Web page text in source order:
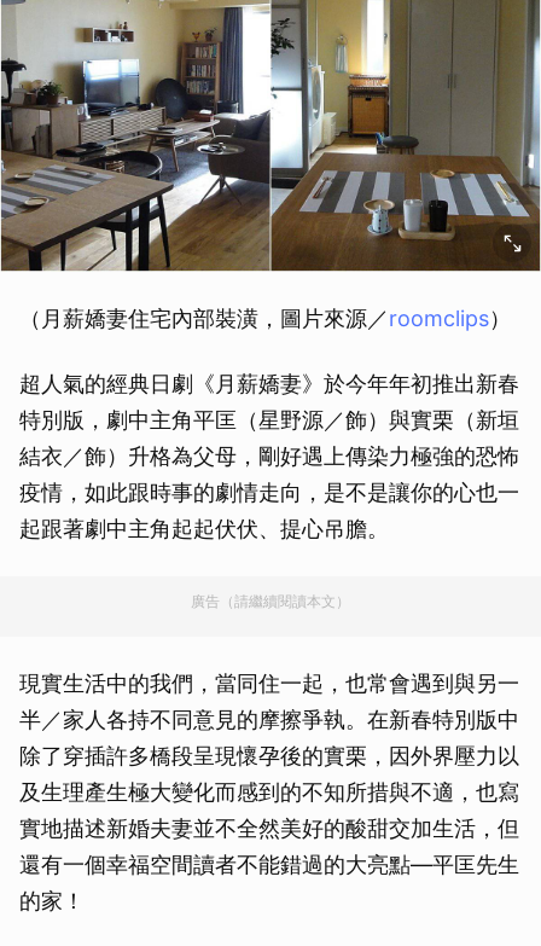
（月薪嬌妻住宅內部裝潢，圖片來源／roomclips）
超人氣的經典日劇《月薪嬌妻》於今年年初推出新春
特別版，劇中主角平匡（星野源／飾）與實栗（新垣
結衣／飾）升格為父母，剛好遇上傳染力極強的恐怖
疫情，如此跟時事的劇情走向，是不是讓你的心也一
起跟著劇中主角起起伏伏、提心吊膽。
廣告（請繼續閱讀本文）
現實生活中的我們，當同住一起，也常會遇到與另一
半／家人各持不同意見的摩擦爭執。在新春特別版中
除了穿插許多橋段呈現懷孕後的實栗，因外界壓力以
及生理產生極大變化而感到的不知所措與不適，也寫
實地描述新婚夫妻並不全然美好的酸甜交加生活，但
還有一個幸福空間讀者不能錯過的大亮點—平匡先生
的家！